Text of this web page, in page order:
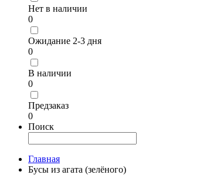
Нет в наличии
0
Ожидание 2-3 дня
0
В наличии
0
Предзаказ
0
Поиск
Главная
Бусы из агата (зелёного)